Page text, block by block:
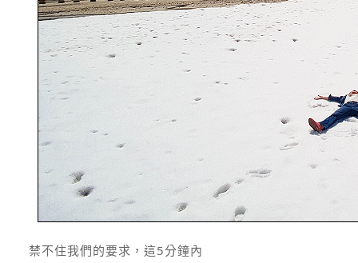
禁不住我們的要求，這5分鐘內